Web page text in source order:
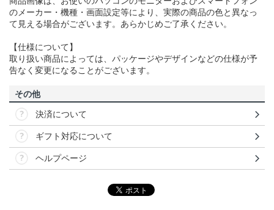
のメーカー・機種・画面設定等により、実際の商品の色と異なっ
て見える場合がございます。あらかじめご了承ください。
【仕様について】
取り扱い商品によっては、パッケージやデザインなどの仕様が予
告なく変更になることがございます。
その他
決済について
ギフト対応について
ヘルプページ